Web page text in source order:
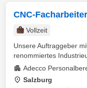
CNC-
Vollzeit
Unsere Auftraggeber
renommiertes
Adecco
Salzburg